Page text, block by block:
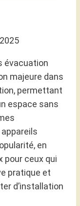
évacuation
majeure dans
permettant
espace sans
en
pour ceux qui
pratique et
d’installation